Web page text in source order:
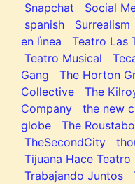
Snapchat
Social
spanish
Surrealism
en lìnea
Teatro Las
Teatro Musical
Gang
The Horton
Collective
The
Company
the new
globe
The
TheSecondCity
Tijuana Hace Teatro
Trabajando Juntos